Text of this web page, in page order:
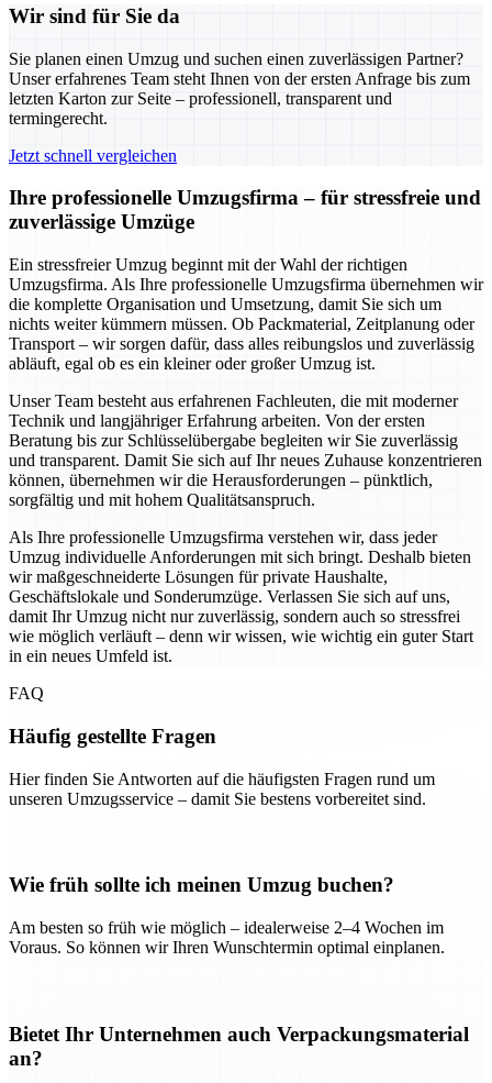
Wir sind für Sie da
Sie planen einen Umzug und suchen einen zuverlässigen Partner?
Unser erfahrenes Team steht Ihnen von der ersten Anfrage bis zum
letzten Karton zur Seite – professionell, transparent und
termingerecht.
Jetzt schnell vergleichen
Ihre professionelle Umzugsfirma – für stressfreie und
zuverlässige Umzüge
Ein stressfreier Umzug beginnt mit der Wahl der richtigen
Umzugsfirma. Als Ihre professionelle Umzugsfirma übernehmen wir
die komplette Organisation und Umsetzung, damit Sie sich um
nichts weiter kümmern müssen. Ob Packmaterial, Zeitplanung oder
Transport – wir sorgen dafür, dass alles reibungslos und zuverlässig
abläuft, egal ob es ein kleiner oder großer Umzug ist.
Unser Team besteht aus erfahrenen Fachleuten, die mit moderner
Technik und langjähriger Erfahrung arbeiten. Von der ersten
Beratung bis zur Schlüsselübergabe begleiten wir Sie zuverlässig
und transparent. Damit Sie sich auf Ihr neues Zuhause konzentrieren
können, übernehmen wir die Herausforderungen – pünktlich,
sorgfältig und mit hohem Qualitätsanspruch.
Als Ihre professionelle Umzugsfirma verstehen wir, dass jeder
Umzug individuelle Anforderungen mit sich bringt. Deshalb bieten
wir maßgeschneiderte Lösungen für private Haushalte,
Geschäftslokale und Sonderumzüge. Verlassen Sie sich auf uns,
damit Ihr Umzug nicht nur zuverlässig, sondern auch so stressfrei
wie möglich verläuft – denn wir wissen, wie wichtig ein guter Start
in ein neues Umfeld ist.
FAQ
Häufig gestellte Fragen
Hier finden Sie Antworten auf die häufigsten Fragen rund um
unseren Umzugsservice – damit Sie bestens vorbereitet sind.
Wie früh sollte ich meinen Umzug buchen?
Am besten so früh wie möglich – idealerweise 2–4 Wochen im
Voraus. So können wir Ihren Wunschtermin optimal einplanen.
Bietet Ihr Unternehmen auch Verpackungsmaterial
an?